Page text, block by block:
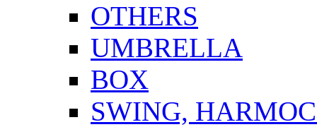
OTHERS
UMBRELLA
BOX
SWING,